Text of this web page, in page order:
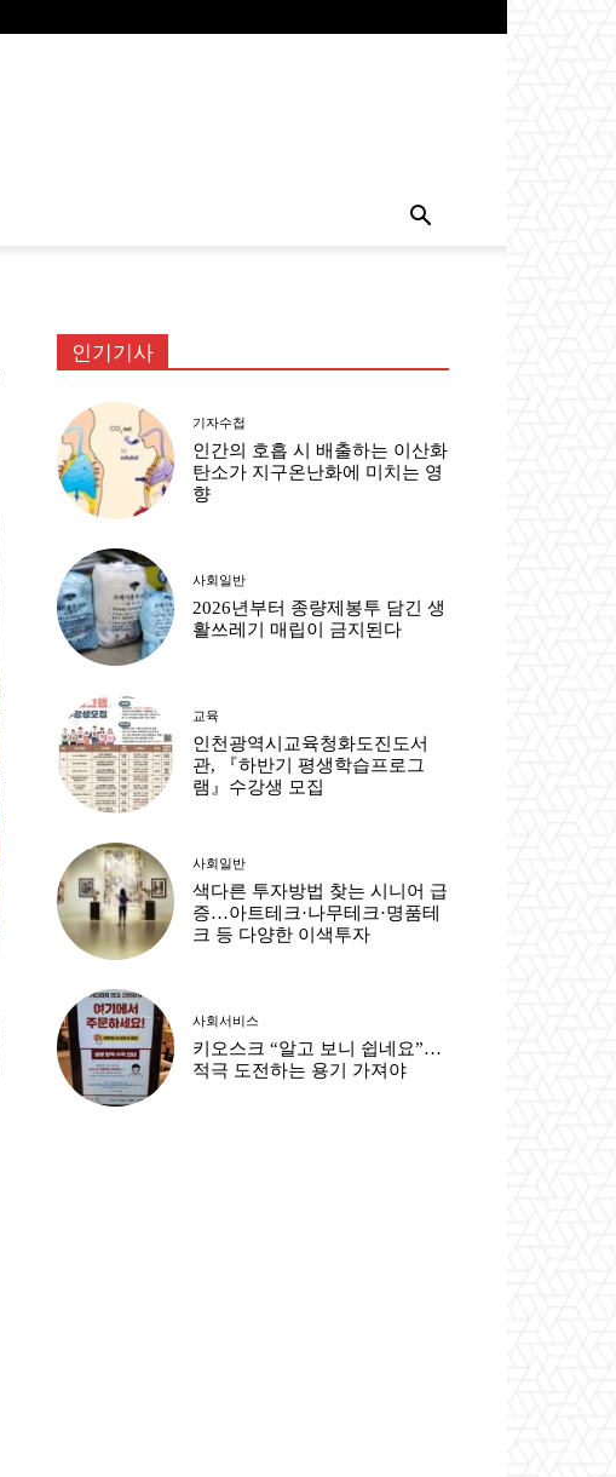
인기기사
기자수첩
인간의 호흡 시 배출하는 이산화
탄소가 지구온난화에 미치는 영
향
사회일반
2026년부터 종량제봉투 담긴 생
활쓰레기 매립이 금지된다
교육
인천광역시교육청화도진도서
관, 『하반기 평생학습프로그
램』수강생 모집
사회일반
색다른 투자방법 찾는 시니어 급
증…아트테크·나무테크·명품테
크 등 다양한 이색투자
사회서비스
키오스크 “알고 보니 쉽네요”…
적극 도전하는 용기 가져야